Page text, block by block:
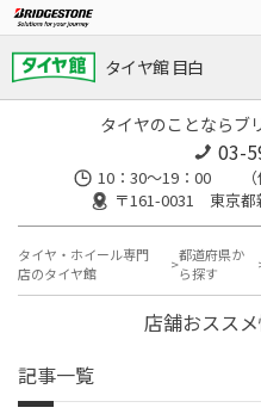
タイヤ館 目白
タイヤのことならブ
03-
10：30～19：00 （
〒161-0031 東京都
タイヤ・ホイール専門
店のタイヤ館
都道府県か
ら探す
店舗おスス
記事一覧